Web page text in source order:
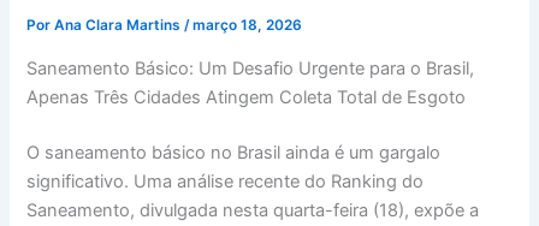
PorAna Clara Martins/março 18, 2026
Saneamento Básico: Um Desafio Urgente para o Brasil,
Apenas Três Cidades Atingem Coleta Total de Esgoto
O saneamento básico no Brasil ainda é um gargalo
significativo. Uma análise recente do Ranking do
Saneamento, divulgada nesta quarta-feira (18), expõe a